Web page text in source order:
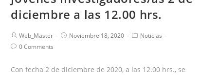
diciembre a las 12.00 hrs.
Web_Master Noviembre 18, 2020
Noticias
0 Comments
Con fecha 2 de diciembre de 2020, a las 12.00 hrs., se